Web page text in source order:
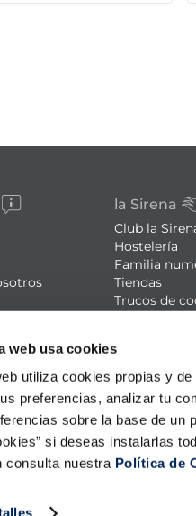
web usa cookies
utiliza cookies propias y
preferencias, analizar tu
sobre la base de un
si deseas instalarlas
consulta nuestra Política de
la Sirena
Club la
Hostelería
Familia
Tiendas
Trucos de
Aviso legal
Política de
Condiciones
Política de
Política